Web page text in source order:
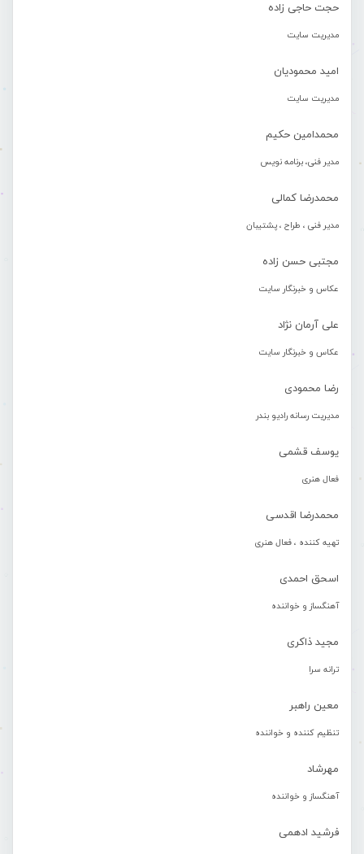
حجت حاجی زاده
مدیریت سایت
امید محمودیان
مدیریت سایت
محمدامین حکیم
مدیر فنی، برنامه نویس
محمدرضا کمالی
مدیر فنی ، طراح ، پشتیبان
مجتبی حسن زاده
عکاس و خبرنگار سایت
علی آرمان نژاد
عکاس و خبرنگار سایت
رضا محمودی
مدیریت رسانه رادیو بندر
یوسف قشمی
فعال هنری
محمدرضا اقدسی
تهیه کننده ، فعال هنری
اسحق احمدی
آهنگساز و خواننده
مجید ذاکری
ترانه سرا
معین راهبر
تنظیم کننده و خواننده
مهرشاد
آهنگساز و خواننده
فرشید ادهمی